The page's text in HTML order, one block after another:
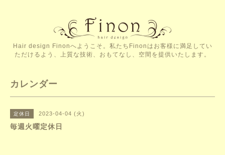
Hair design Finonへようこそ。私たちFinonはお客様に満足してい
ただけるよう、上質な技術、おもてなし、空間を提供いたします。
カレンダー
定休日 2023-04-04 (火)
毎週火曜定休日